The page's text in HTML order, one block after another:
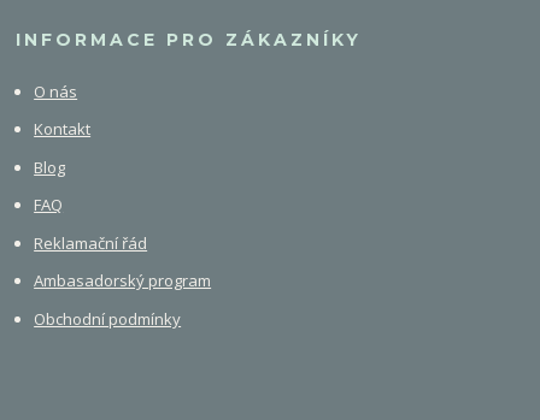
INFORMACE PRO ZÁKAZNÍKY
O nás
Kontakt
Blog
FAQ
Reklamační řád
Ambasadorský program
Obchodní podmínky